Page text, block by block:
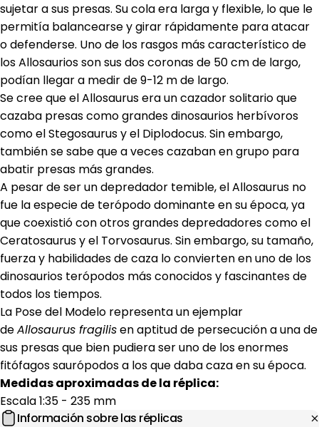
sujetar a sus presas. Su cola era larga y flexible, lo que le
permitía balancearse y girar rápidamente para atacar
o defenderse. Uno de los rasgos más característico de
los Allosaurios son sus dos coronas de 50 cm de largo,
podían llegar a medir de 9-12 m de largo.
Se cree que el Allosaurus era un cazador solitario que
cazaba presas como grandes dinosaurios herbívoros
como el Stegosaurus y el Diplodocus. Sin embargo,
también se sabe que a veces cazaban en grupo para
abatir presas más grandes.
A pesar de ser un depredador temible, el Allosaurus no
fue la especie de terópodo dominante en su época, ya
que coexistió con otros grandes depredadores como el
Ceratosaurus y el Torvosaurus. Sin embargo, su tamaño,
fuerza y habilidades de caza lo convierten en uno de los
dinosaurios terópodos más conocidos y fascinantes de
todos los tiempos.
La Pose del Modelo representa un ejemplar
deAllosaurus fragilisen aptitud de persecución a una de
sus presas que bien pudiera ser uno de los enormes
fitófagos saurópodos a los que daba caza en su época.
Medidas aproximadas de la réplica:
Escala 1:35 - 235 mm
Información sobre las réplicas